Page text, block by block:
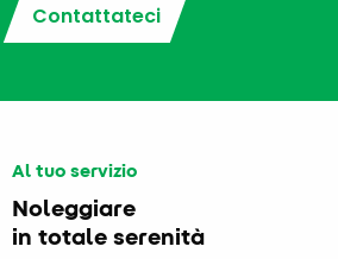
Contattateci
Al tuo servizio
Noleggiare
in totale serenità